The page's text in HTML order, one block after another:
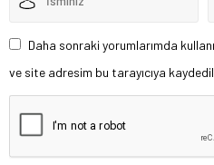
Daha sonraki yorumlarımda
ve site adresim bu tarayıcıya